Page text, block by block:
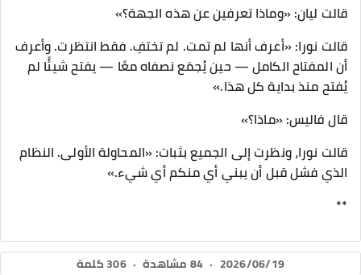
قالت ليان: «وماذا تعرفين عن هذه الجهة؟»
قالت نورا: «أعرف أنها لم تمت. لم تختفِ. فقط انتظرت. وأعرف
أن المفتاح الكامل — حين يُجمَع نصفاه معًا — يفتح شيئًا لم
يُفتح منذ بداية كل هذا.»
قال فاليس: «ماذا؟»
قالت نورا، ونظرت إلى الجميع بثبات: «المحاولة الأولى. النظام
الذي فشل قبل أن يبني أي منكم أي شيء.»
**
2026/06/19
· 84 مشاهدة · 306 كلمة